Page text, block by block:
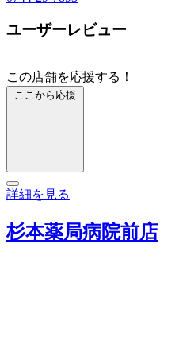
ユーザーレビュー
この店舗を応援する！
ここから応援
詳細を見る
杉本薬局病院前店